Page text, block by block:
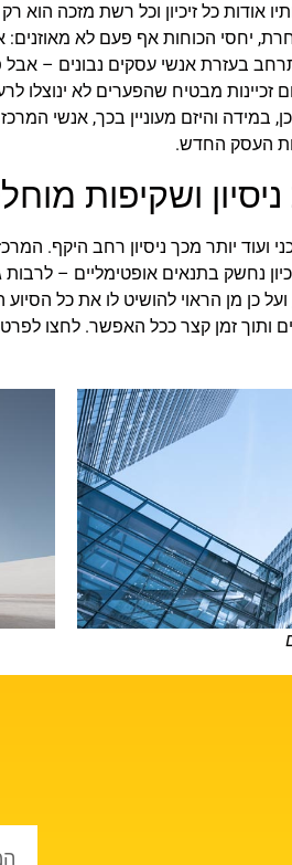
אודות כל זיכיון וכל רשת מזכה הוא
יחסי הכוחות אף פעם לא מאוזנים:
בעזרת אנשי עסקים נבונים – אבל
מבטיח שהפערים לא ינוצלו
במידה והיזם מעוניין בכך, אנשי
העסק החדש.
נחשק בתנאים אופטימליים –
כן מן הראוי להושיט לו את כל
ותוך זמן קצר ככל האפשר. לחצו